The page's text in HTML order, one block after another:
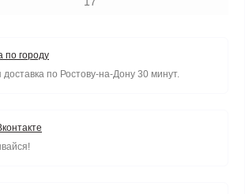
по городу
доставка по Ростову-на-Дону 30 минут.